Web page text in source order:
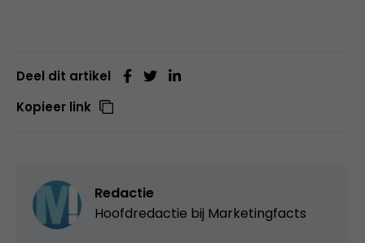
Deel dit artikel
Kopieer link
Redactie
Hoofdredactie bij Marketingfacts